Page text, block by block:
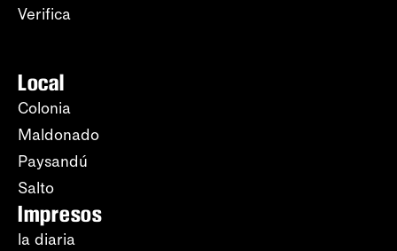
Verifica
Local
Colonia
Maldonado
Paysandú
Salto
Impresos
la diaria